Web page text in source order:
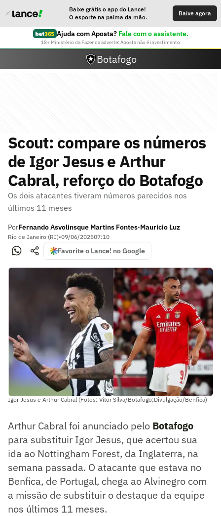
Baixe grátis o app do Lance!
O esporte na palma da mão.
Baixe agora
Ajuda com Aposta? Fale com o assistente.
18+ Ministério da Fazenda adverte: Aposta não é investimento
Botafogo
Scout: compare os números
de Igor Jesus e Arthur
Cabral, reforço do Botafogo
Os dois atacantes tiveram números parecidos nos
últimos 11 meses
PorFernando Asvolinsque Martins Fontes•Mauricio Luz
Rio de Janeiro (RJ)•09/06/202507:10
Favorite o Lance! no Google
Igor Jesus e Arthur Cabral (Fotos: Vítor Silva/Botafogo;Divulgação/Benfica)
Arthur Cabral foi anunciado pelo Botafogo
para substituir Igor Jesus, que acertou sua
ida ao Nottingham Forest, da Inglaterra, na
semana passada. O atacante que estava no
Benfica, de Portugal, chega ao Alvinegro com
a missão de substituir o destaque da equipe
nos últimos 11 meses.